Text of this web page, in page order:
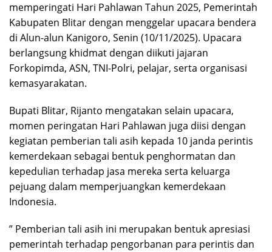
memperingati Hari Pahlawan Tahun 2025, Pemerintah
Kabupaten Blitar dengan menggelar upacara bendera
di Alun-alun Kanigoro, Senin (10/11/2025). Upacara
berlangsung khidmat dengan diikuti jajaran
Forkopimda, ASN, TNI-Polri, pelajar, serta organisasi
kemasyarakatan.
Bupati Blitar, Rijanto mengatakan selain upacara,
momen peringatan Hari Pahlawan juga diisi dengan
kegiatan pemberian tali asih kepada 10 janda perintis
kemerdekaan sebagai bentuk penghormatan dan
kepedulian terhadap jasa mereka serta keluarga
pejuang dalam memperjuangkan kemerdekaan
Indonesia.
” Pemberian tali asih ini merupakan bentuk apresiasi
pemerintah terhadap pengorbanan para perintis dan